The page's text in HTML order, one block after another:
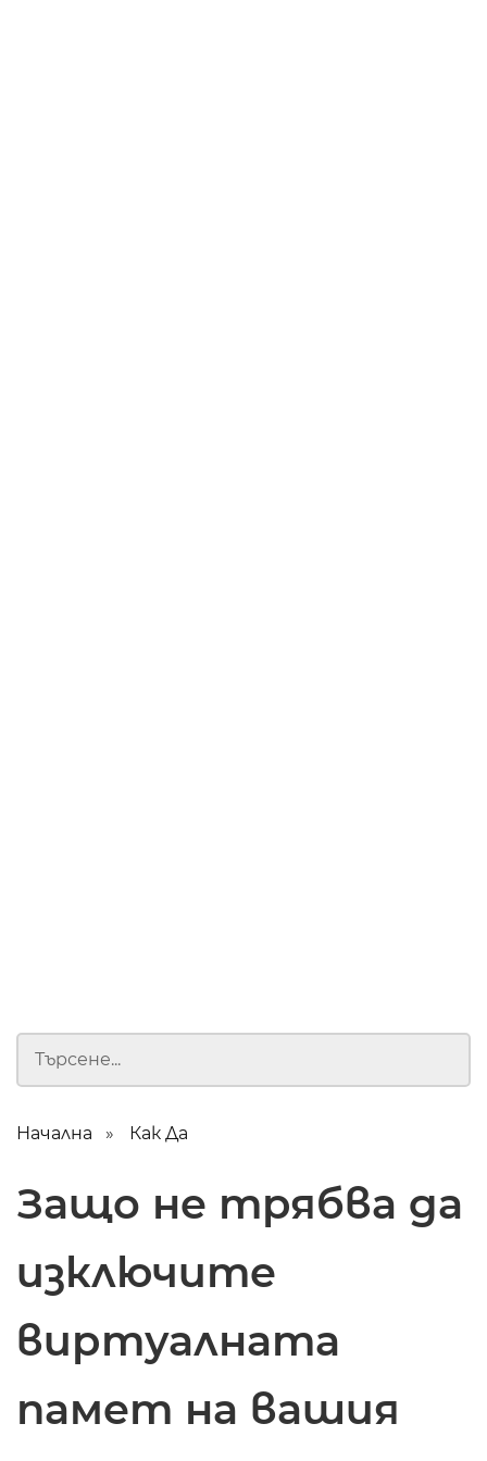
Начална Как Да
Защо не трябва да
изключите
виртуалната
памет на вашия